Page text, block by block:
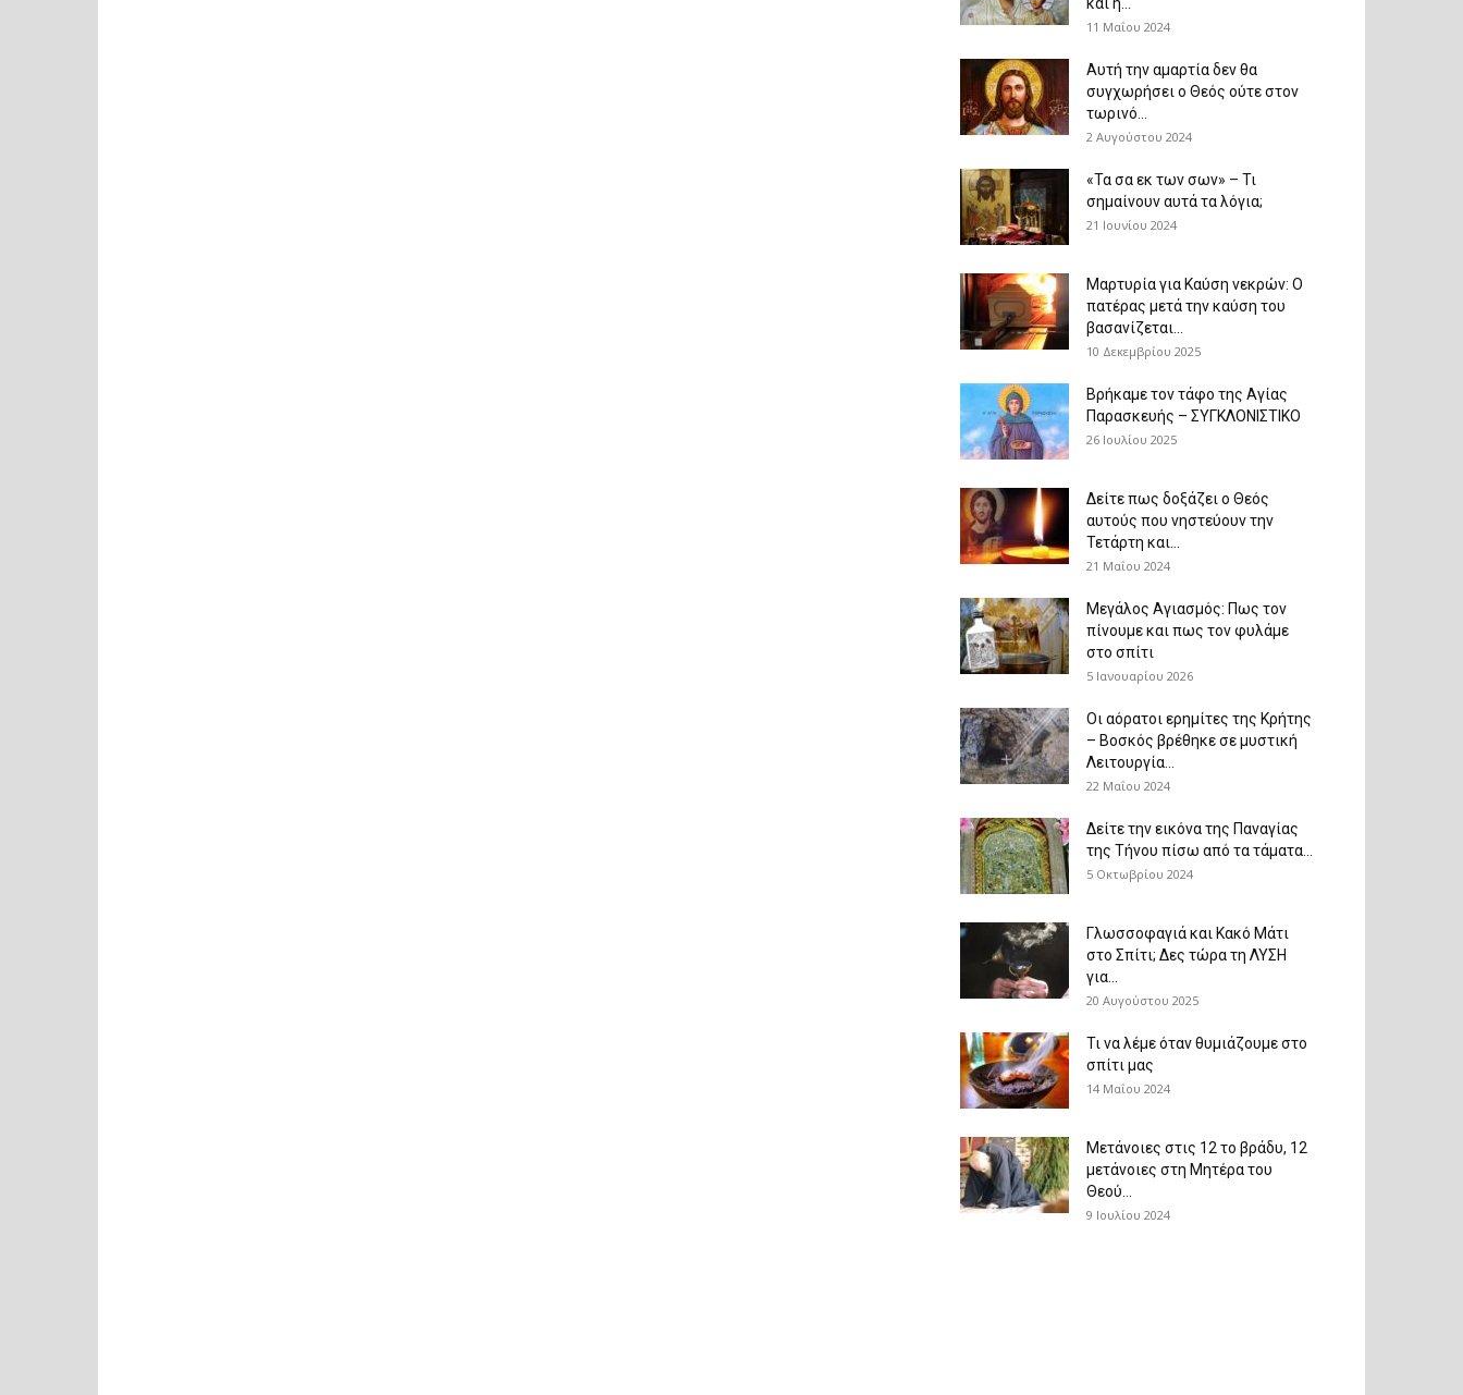
11 Μαΐου 2024
Αυτή την αμαρτία δεν θα
συγχωρήσει ο Θεός ούτε στον
τωρινό...
2 Αυγούστου 2024
«Τα σα εκ των σων» – Τι
σημαίνουν αυτά τα λόγια;
21 Ιουνίου 2024
Μαρτυρία για Καύση νεκρών: Ο
πατέρας μετά την καύση του
βασανίζεται...
10 Δεκεμβρίου 2025
Βρήκαμε τον τάφο της Αγίας
Παρασκευής – ΣΥΓΚΛΟΝΙΣΤΙΚΟ
26 Ιουλίου 2025
Δείτε πως δοξάζει ο Θεός
αυτούς που νηστεύουν την
Τετάρτη και...
21 Μαΐου 2024
Μεγάλος Αγιασμός: Πως τον
πίνουμε και πως τον φυλάμε
στο σπίτι
5 Ιανουαρίου 2026
Οι αόρατοι ερημίτες της Κρήτης
– Βοσκός βρέθηκε σε μυστική
Λειτουργία...
22 Μαΐου 2024
Δείτε την εικόνα της Παναγίας
της Τήνου πίσω από τα τάματα...
5 Οκτωβρίου 2024
Γλωσσοφαγιά και Κακό Μάτι
στο Σπίτι; Δες τώρα τη ΛΥΣΗ
για...
20 Αυγούστου 2025
Τι να λέμε όταν θυμιάζουμε στο
σπίτι μας
14 Μαΐου 2024
Μετάνοιες στις 12 το βράδυ, 12
μετάνοιες στη Μητέρα του
Θεού...
9 Ιουλίου 2024